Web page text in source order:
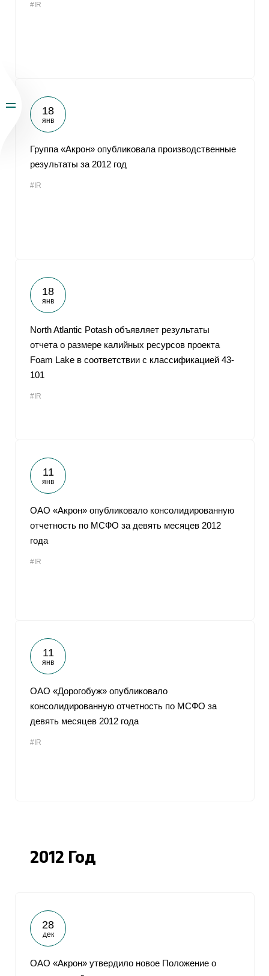
#IR
18
янв
Группа «Акрон» опубликовала производственные
результаты за 2012 год
#IR
18
янв
North Atlantic Potash объявляет результаты
отчета о размере калийных ресурсов проекта
Foam Lake в соответствии с классификацией 43-
101
#IR
11
янв
ОАО «Акрон» опубликовало консолидированную
отчетность по МСФО за девять месяцев 2012
года
#IR
11
янв
ОАО «Дорогобуж» опубликовало
консолидированную отчетность по МСФО за
девять месяцев 2012 года
#IR
2012 Год
28
дек
ОАО «Акрон» утвердило новое Положение о